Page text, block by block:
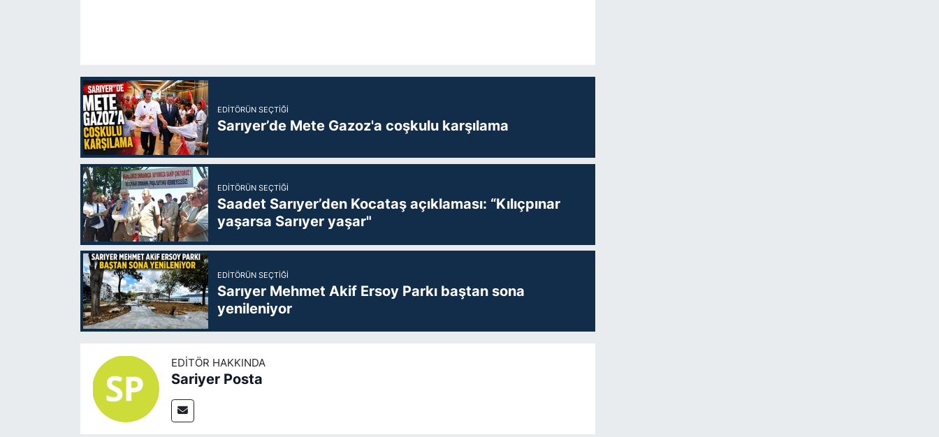
EDITÖRÜN SEÇTIĞI
Sarıyer’de Mete Gazoz'a coşkulu karşılama
EDITÖRÜN SEÇTIĞI
Saadet Sarıyer’den Kocataş açıklaması: “Kılıçpınar
yaşarsa Sarıyer yaşar"
EDITÖRÜN SEÇTIĞI
Sarıyer Mehmet Akif Ersoy Parkı baştan sona
yenileniyor
EDITÖR HAKKINDA
Sariyer Posta